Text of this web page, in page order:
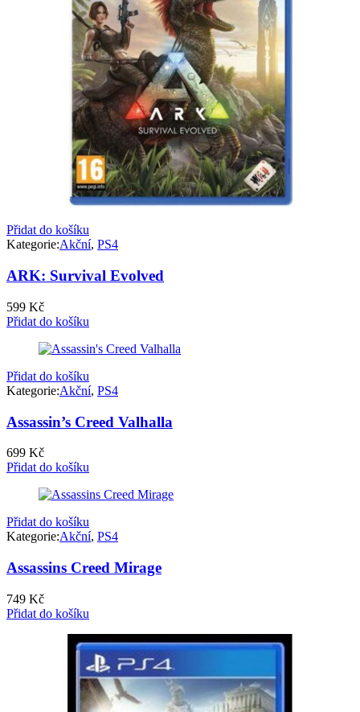
Přidat do košíku
Kategorie:Akční, PS4
ARK: Survival Evolved
599 Kč
Přidat do košíku
Přidat do košíku
Kategorie:Akční, PS4
Assassin’s Creed Valhalla
699 Kč
Přidat do košíku
Přidat do košíku
Kategorie:Akční, PS4
Assassins Creed Mirage
749 Kč
Přidat do košíku